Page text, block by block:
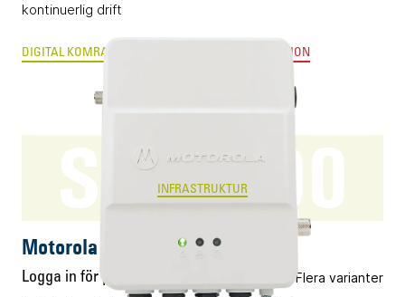
kontinuerlig drift
DIGITAL KOMRADIO ANALOG RADIOKOMMUNIKATION
SLR1000
INFRASTRUKTUR
Motorola SLR1000
Logga in för pris Flera varianter